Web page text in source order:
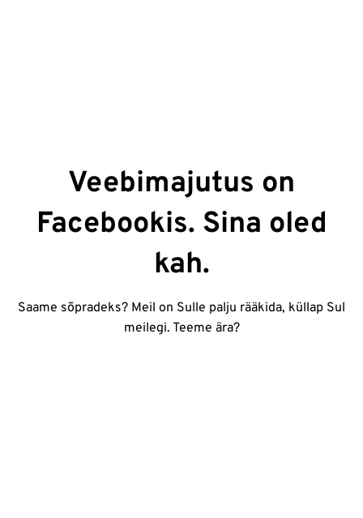
Veebimajutus on
Facebookis. Sina oled
kah.
Saame sõpradeks? Meil on Sulle palju rääkida, küllap Sul
meilegi. Teeme ära?